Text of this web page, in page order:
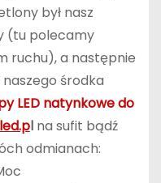
był nasz
(tu polecamy
ruchu), a następnie
środka
LED natynkowe do
lna sufit bądź
odmianach: